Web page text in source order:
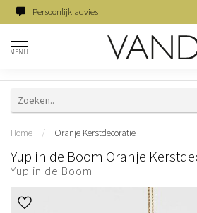
Persoonlijk advies
MENU
Home / Oranje Kerstdecoratie
Yup in de Boom Oranje
Yup in de Boom